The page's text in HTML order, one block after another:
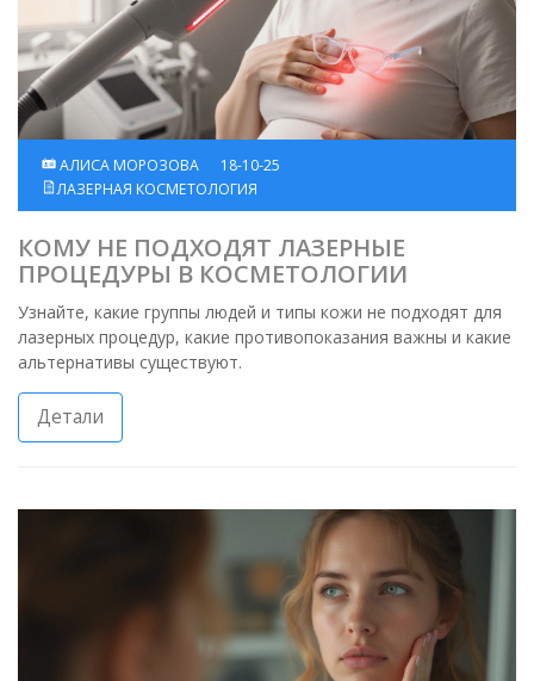
АЛИСА МОРОЗОВА
18-10-25
ЛАЗЕРНАЯ КОСМЕТОЛОГИЯ
КОМУ НЕ ПОДХОДЯТ ЛАЗЕРНЫЕ
ПРОЦЕДУРЫ В КОСМЕТОЛОГИИ
Узнайте, какие группы людей и типы кожи не подходят для
лазерных процедур, какие противопоказания важны и какие
альтернативы существуют.
Детали